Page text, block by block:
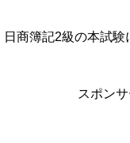
商簿記2級の本試
スポン